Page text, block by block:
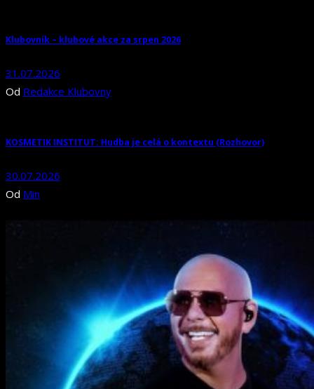
Klubovník – klubové akce za srpen 2026
31.07.2026
Od Redakce Klubovny
KOSMETIK INSTITUT: Hudba je celá o kontextu (Rozhovor)
30.07.2026
Od Min